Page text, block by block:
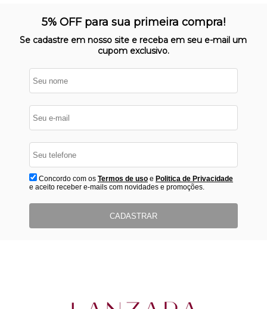
Nosso site opera em ambiente
protegido
5% OFF para sua primeira compra!
Se cadastre em nosso site e receba em seu e-mail um
cupom exclusivo.
Concordo com os Termos de usoe Politica de Privacidade
e aceito receber e-mails com novidades e promoções.
CADASTRAR